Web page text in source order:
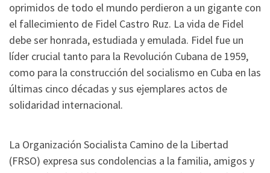
oprimidos de todo el mundo perdieron a un gigante con
el fallecimiento de Fidel Castro Ruz. La vida de Fidel
debe ser honrada, estudiada y emulada. Fidel fue un
líder crucial tanto para la Revolución Cubana de 1959,
como para la construcción del socialismo en Cuba en las
últimas cinco décadas y sus ejemplares actos de
solidaridad internacional.
La Organización Socialista Camino de la Libertad
(FRSO) expresa sus condolencias a la familia, amigos y